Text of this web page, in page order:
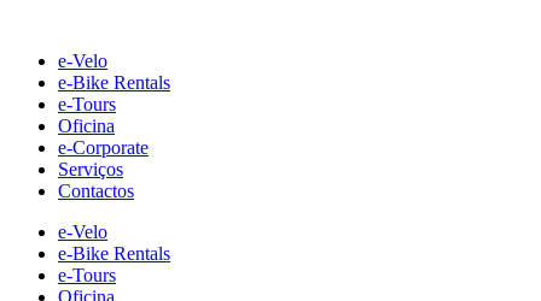
contente-Velo
e-Bike Rentals
e-Tours
Oficina
e-Corporate
Serviços
Contactos
e-Velo
e-Bike Rentals
e-Tours
Oficina